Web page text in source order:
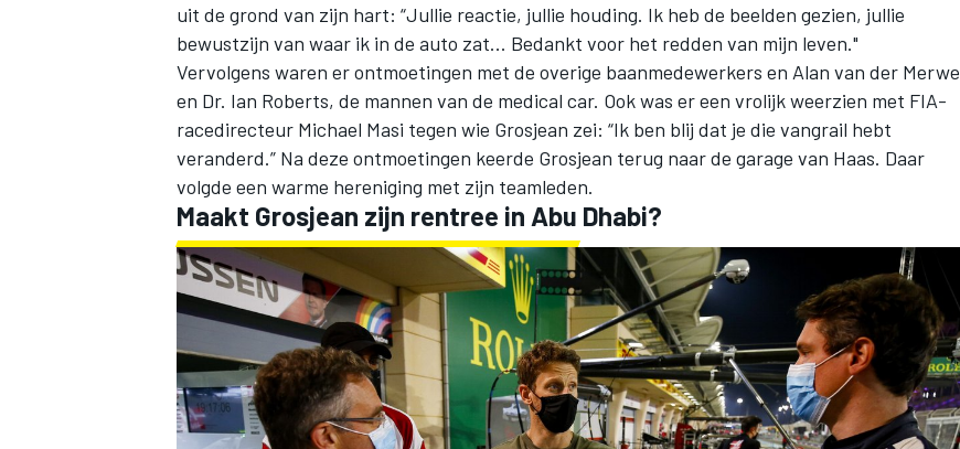
WEC DTM
uit de grond van zijn hart: “Jullie reactie, jullie houding. Ik heb de beelden gezien, jullie
bewustzijn van waar ik in de auto zat... Bedankt voor het redden van mijn leven."
Vervolgens waren er ontmoetingen met de overige baanmedewerkers en Alan van der Merwe
en Dr. Ian Roberts, de mannen van de medical car. Ook was er een vrolijk weerzien met FIA-
racedirecteur Michael Masi tegen wie Grosjean zei: “Ik ben blij dat je die vangrail hebt
veranderd.” Na deze ontmoetingen keerde Grosjean terug naar de garage van Haas. Daar
volgde een warme hereniging met zijn teamleden.
Maakt Grosjean zijn rentree in Abu Dhabi?